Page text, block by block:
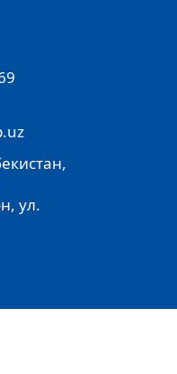
ул.